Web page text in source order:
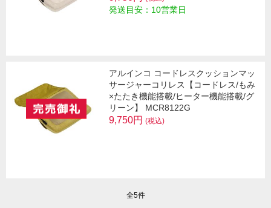
発送目安：10営業日
アルインコ コードレスクッションマッ
サージャーコリレス【コードレス/もみ
×たたき機能搭載/ヒーター機能搭載/グ
リーン】 MCR8122G
9,750円 (税込)
全5件